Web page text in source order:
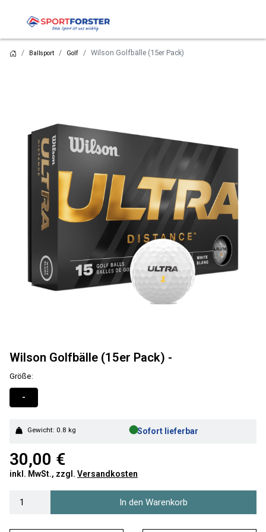
Ballsport Golf Wilson Golfbälle (15er Pack)
Wilson Golfbälle (15er Pack) -
Größe:
-
Gewicht: 0.8 kg ●Sofort lieferbar
30,00 €
inkl. MwSt., zzgl. Versandkosten
In den Warenkorb